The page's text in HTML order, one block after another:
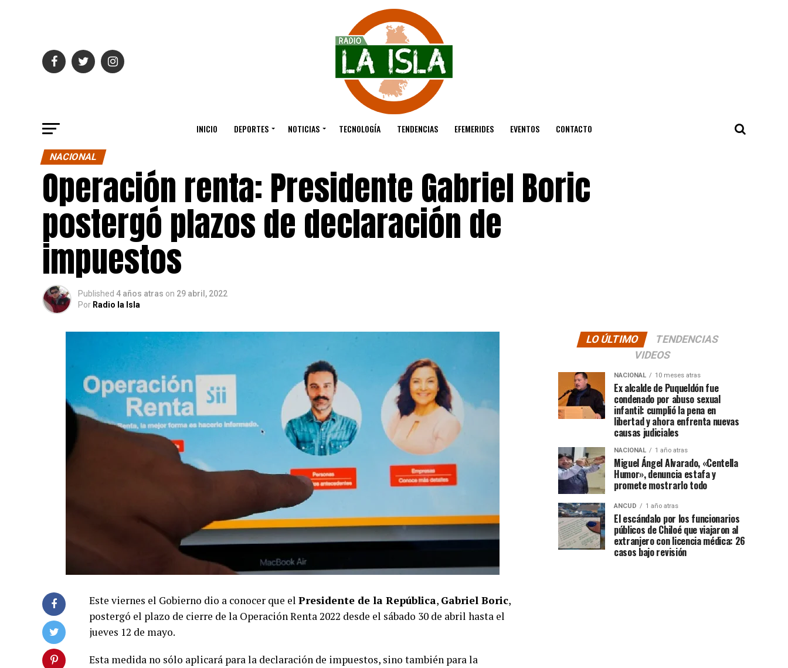
INICIO DEPORTES NOTICIAS TECNOLOGÍA TENDENCIAS EFEMERIDES EVENTOS CONTACTO
NACIONAL
Operación renta: Presidente Gabriel Boric
postergó plazos de declaración de
impuestos
Published 4 años atras on 29 abril, 2022
Por Radio la Isla
Este viernes el Gobierno dio a conocer que el Presidente de la República, Gabriel Boric,
postergó el plazo de cierre de la Operación Renta 2022 desde el sábado 30 de abril hasta el
jueves 12 de mayo.
Esta medida no sólo aplicará para la declaración de impuestos, sino también para la
LO ÚLTIMO
TENDENCIAS
VIDEOS
NACIONAL 10 meses atras
Ex alcalde de Puqueldón fue
condenado por abuso sexual
infantil: cumplió la pena en
libertad y ahora enfrenta nuevas
causas judiciales
NACIONAL 1 año atras
Miguel Ángel Alvarado, «Centella
Humor», denuncia estafa y
promete mostrarlo todo
ANCUD 1 año atras
El escándalo por los funcionarios
públicos de Chiloé que viajaron al
extranjero con licencia médica: 26
casos bajo revisión